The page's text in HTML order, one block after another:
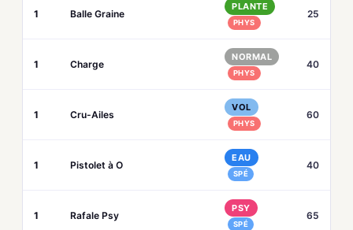
1 Balle Graine
PLANTE
PHYS
25
1 Charge
NORMAL
PHYS
40
1 Cru-Ailes
VOL
PHYS
60
1 Pistolet à O
EAU
SPÉ
40
1 Rafale Psy
PSY
SPÉ
65